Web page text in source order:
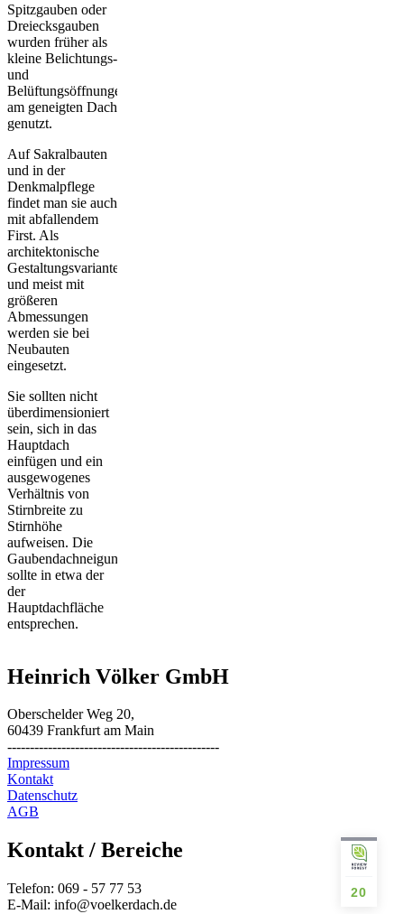
Spitzgauben oder
Dreiecksgauben
wurden früher als
kleine Belichtungs-
und
Belüftungsöffnungen
am geneigten Dach
genutzt.
Auf Sakralbauten
und in der
Denkmalpflege
findet man sie auch
mit abfallendem
First. Als
architektonische
Gestaltungsvariante
und meist mit
größeren
Abmessungen
werden sie bei
Neubauten
eingesetzt.
Sie sollten nicht
überdimensioniert
sein, sich in das
Hauptdach
einfügen und ein
ausgewogenes
Verhältnis von
Stirnbreite zu
Stirnhöhe
aufweisen. Die
Gaubendachneigung
sollte in etwa der
der
Hauptdachfläche
entsprechen.
Heinrich Völker GmbH
Oberschelder Weg 20,
60439 Frankfurt am Main
-----------------------------------------------
Impressum
Kontakt
Datenschutz
AGB
Kontakt / Bereiche
Telefon: 069 - 57 77 53
E-Mail: info@voelkerdach.de
20